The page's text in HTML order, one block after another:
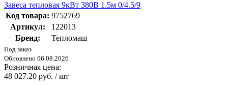
Завеса тепловая 9кВт 380В 1.5м 0/4.5/9
Код товара: 9752769
Артикул:
122013
Бренд:
Тепломаш
Под заказ
Обновлено 06.08.2026
Розничная цена:
48 027.20 руб. / шт